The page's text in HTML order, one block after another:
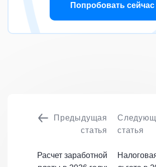
Попробовать сейчас
Предыдущая
статья
Расчет заработной
статья